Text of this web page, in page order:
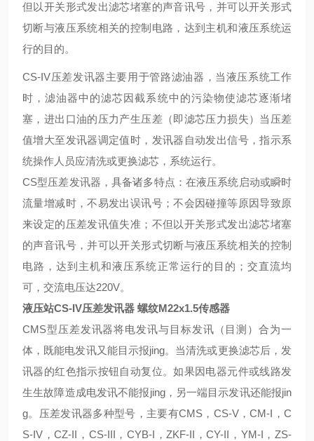
但以开关形式发出滤芯堵塞的声音讯号，并可以开关形式
切断与液压系统相关的控制电路，达到主机和液压系统运
行的目的。
CS-IV压差发讯器主要用于管路滤油器，当液压系统工作
时，滤油器中的滤芯因截系统中的污染物使滤芯逐渐堵
塞，进出口油的压力产生压差（即滤芯压力损失）当压差
值增大至发讯器调定值时，发讯器自动发出信号，指示系
统操作人员应清洗或更换滤芯，系统运行。
CS型压差发讯器，具备诸多特点 ：在液压系统启动或瞬时
流量增减时，不易发出误讯号；不会因碰撞等原因导致原
来设定的压差发讯值失准；不但以开关形式发出滤芯堵塞
的声音讯号，并可以开关形式切断与液压系统相关的控制
电路，达到主机和液压系统正常运行的目的；交直流均
可，交流电压达220V。
液压站CS-IV压差发讯器 螺纹M22x1.5传感器
CMS型压差发讯器将电发讯与目标发讯（目测）合为一
体，既能电发讯又能目示报jing。当清洗或更换滤芯后，发
讯器的红色指示按钮自动复位。如果因电器元件或线路发
生生故障造成电发讯不能报jing，另一端目示发讯还能报jin
g。 压差发讯器多种型号，主要有CMS ， CS-V，CM-I ，C
S-IV ，CZ-II ， CS-III ， CYB-I ，ZKF-II ，CY-II ， YM-I ，ZS-